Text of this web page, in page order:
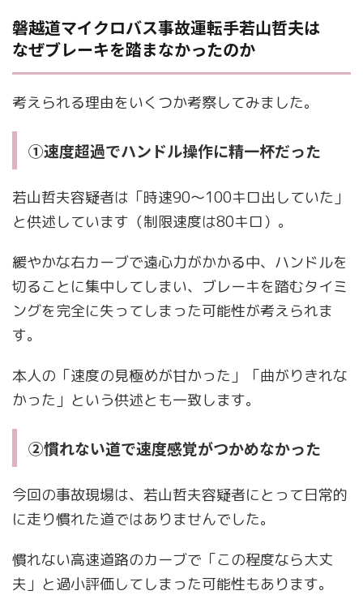
磐越道マイクロバス事故運転手若山哲夫は
なぜブレーキを踏まなかったのか
考えられる理由をいくつか考察してみました。
①速度超過でハンドル操作に精一杯だった
若山哲夫容疑者は「時速90〜100キロ出していた」
と供述しています（制限速度は80キロ）。
緩やかな右カーブで遠心力がかかる中、ハンドルを
切ることに集中してしまい、ブレーキを踏むタイミ
ングを完全に失ってしまった可能性が考えられま
す。
本人の「速度の見極めが甘かった」「曲がりきれな
かった」という供述とも一致します。
②慣れない道で速度感覚がつかめなかった
今回の事故現場は、若山哲夫容疑者にとって日常的
に走り慣れた道ではありませんでした。
慣れない高速道路のカーブで「この程度なら大丈
夫」と過小評価してしまった可能性もあります。